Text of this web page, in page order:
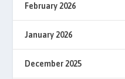
February 2026
January 2026
December 2025